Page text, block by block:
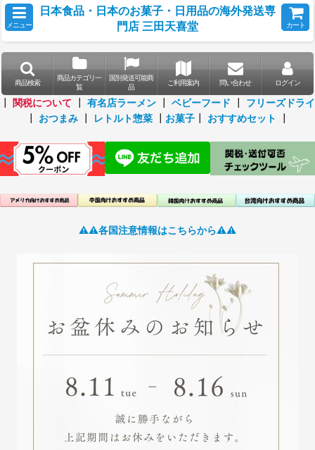
メニュー
日本食品・日本のお菓子・日用品の海外発送専
門店 三田天喜堂
カート
商品検索
商品カテゴリ一
覧
国別発送可能商
品
ご利用案内 問い合わせ ログイン
関税について 有名店ラーメン ベビーフード
フリーズドライ
おつまみ レトルト惣菜 お菓子 おすすめセット
⚠️⚠️各国注意情報はこちらから⚠️⚠️